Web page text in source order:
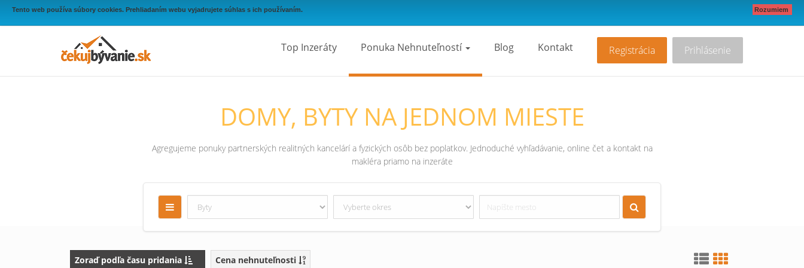
Tento web používa súbory cookies. Prehliadaním webu vyjadrujete súhlas s ich používaním. Rozumiem
Registrácia Prihlásenie
Top Inzeráty Ponuka Nehnuteľností Blog Kontakt
DOMY, BYTY NA JEDNOM MIESTE
Agregujeme ponuky partnerských realitných kancelárí a fyzických osôb bez poplatkov. Jednoduché vyhľadávanie, online čet a kontakt na
makléra priamo na inzeráte
Zoraď podľa času pridania Cena nehnuteľnosti